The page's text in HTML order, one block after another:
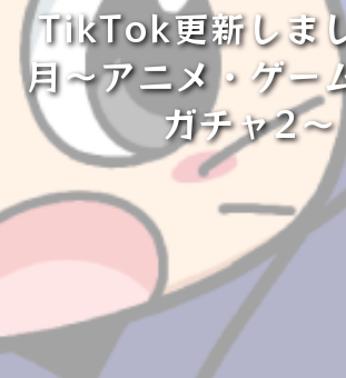
TikTok更新しま
月〜アニメ・ゲー
ガチャ2〜